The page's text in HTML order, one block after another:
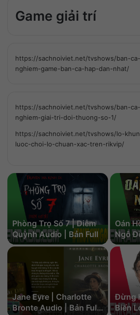
Game giải trí
https://sachnoiviet.net/tvshows/ban-
nghiem-game-ban-ca-hap-dan-nhat/
https://sachnoiviet.net/tvshows/ban-
nghiem-giai-tri-doi-thuong-so-1/
https://sachnoiviet.net/tvshows/lo-
luoc-choi-lo-chuan-xac-tren-rikvip/
Phòng Trọ Số 7 | Diễm
Quỳnh Audio | Bản Full
Oán
Ngô
Full
Jane Eyre | Charlotte
Bronte Audio | Bản Full
Đừng
Biển